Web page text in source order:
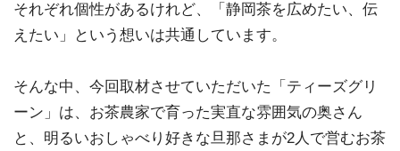
それぞれ個性があるけれど、「静岡茶を広めたい、伝
えたい」という想いは共通しています。
そんな中、今回取材させていただいた「ティーズグリ
ーン」は、お茶農家で育った実直な雰囲気の奥さん
と、明るいおしゃべり好きな旦那さまが2人で営むお茶